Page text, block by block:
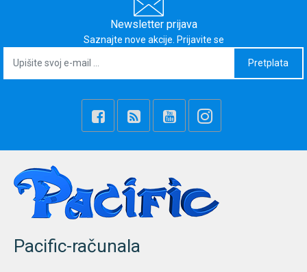
Newsletter prijava
Saznajte nove akcije. Prijavite se
Pretplata
Pacific-računala